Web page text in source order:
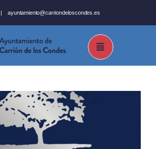
|ayuntamiento@carriondeloscondes.es